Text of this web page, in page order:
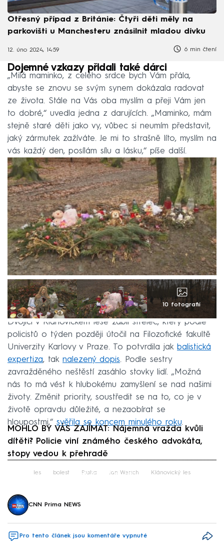
Otřesný případ z Británie: Čtyři děti měly na
parkovišti u Manchesteru znásilnit mladou dívku
12. úno 2024, 14:59 6 min čtení
Dojemné vzkazy přidali také dárci
„Milá maminko, z celého srdce bych Vám přála,
abyste se znovu se svým synem dokázala radovat
ze života. Stále na Vás oba myslím a přeji Vám jen
to dobré,“ uvedla jedna z darujících. „Maminko, mám
stejně staré děti jako vy, vůbec si neumím představit,
jaký zármutek zažíváte. Je mi to strašně líto, myslím na
vás každý den, posílám sílu a lásku,“ píše další.
10 fotografií
Dvojici v Klánovickém lese zabil střelec, který podle
policistů o týden později útočil na Filozofické fakultě
Univerzity Karlovy v Praze. To potvrdila jak balistická
expertiza, tak nalezený dopis. Podle sestry
zavražděného neštěstí zasáhlo stovky lidí. „Možná
nás to má vést k hlubokému zamyšlení se nad našimi
životy. Změnit priority, soustředit se na to, co je v
životě opravdu důležité, a nezaobírat se
hloupostmi,“ svěřila se koncem minulého roku.
MOHLO BY VÁS ZAJÍMAT: Nájemná vražda kvůli
dítěti? Policie viní známého českého advokáta,
stopy vedou k přehradě
Failed to fetch
les bolest Praha Jan Werich Klánovický les
CNN Prima NEWS
Pro tento článek jsou komentáře vypnuté